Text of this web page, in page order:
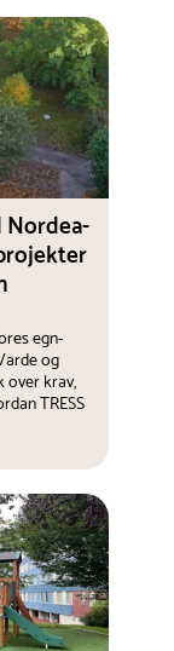
Nordea-
egn-
og
over krav,
TRESS